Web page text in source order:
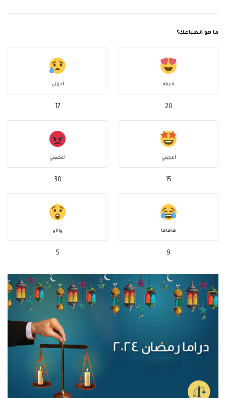
ما هو انطباعك؟
أحببته
20
أحزنني
17
أعجبني
15
أغضبني
30
هاهاها
9
واااو
5